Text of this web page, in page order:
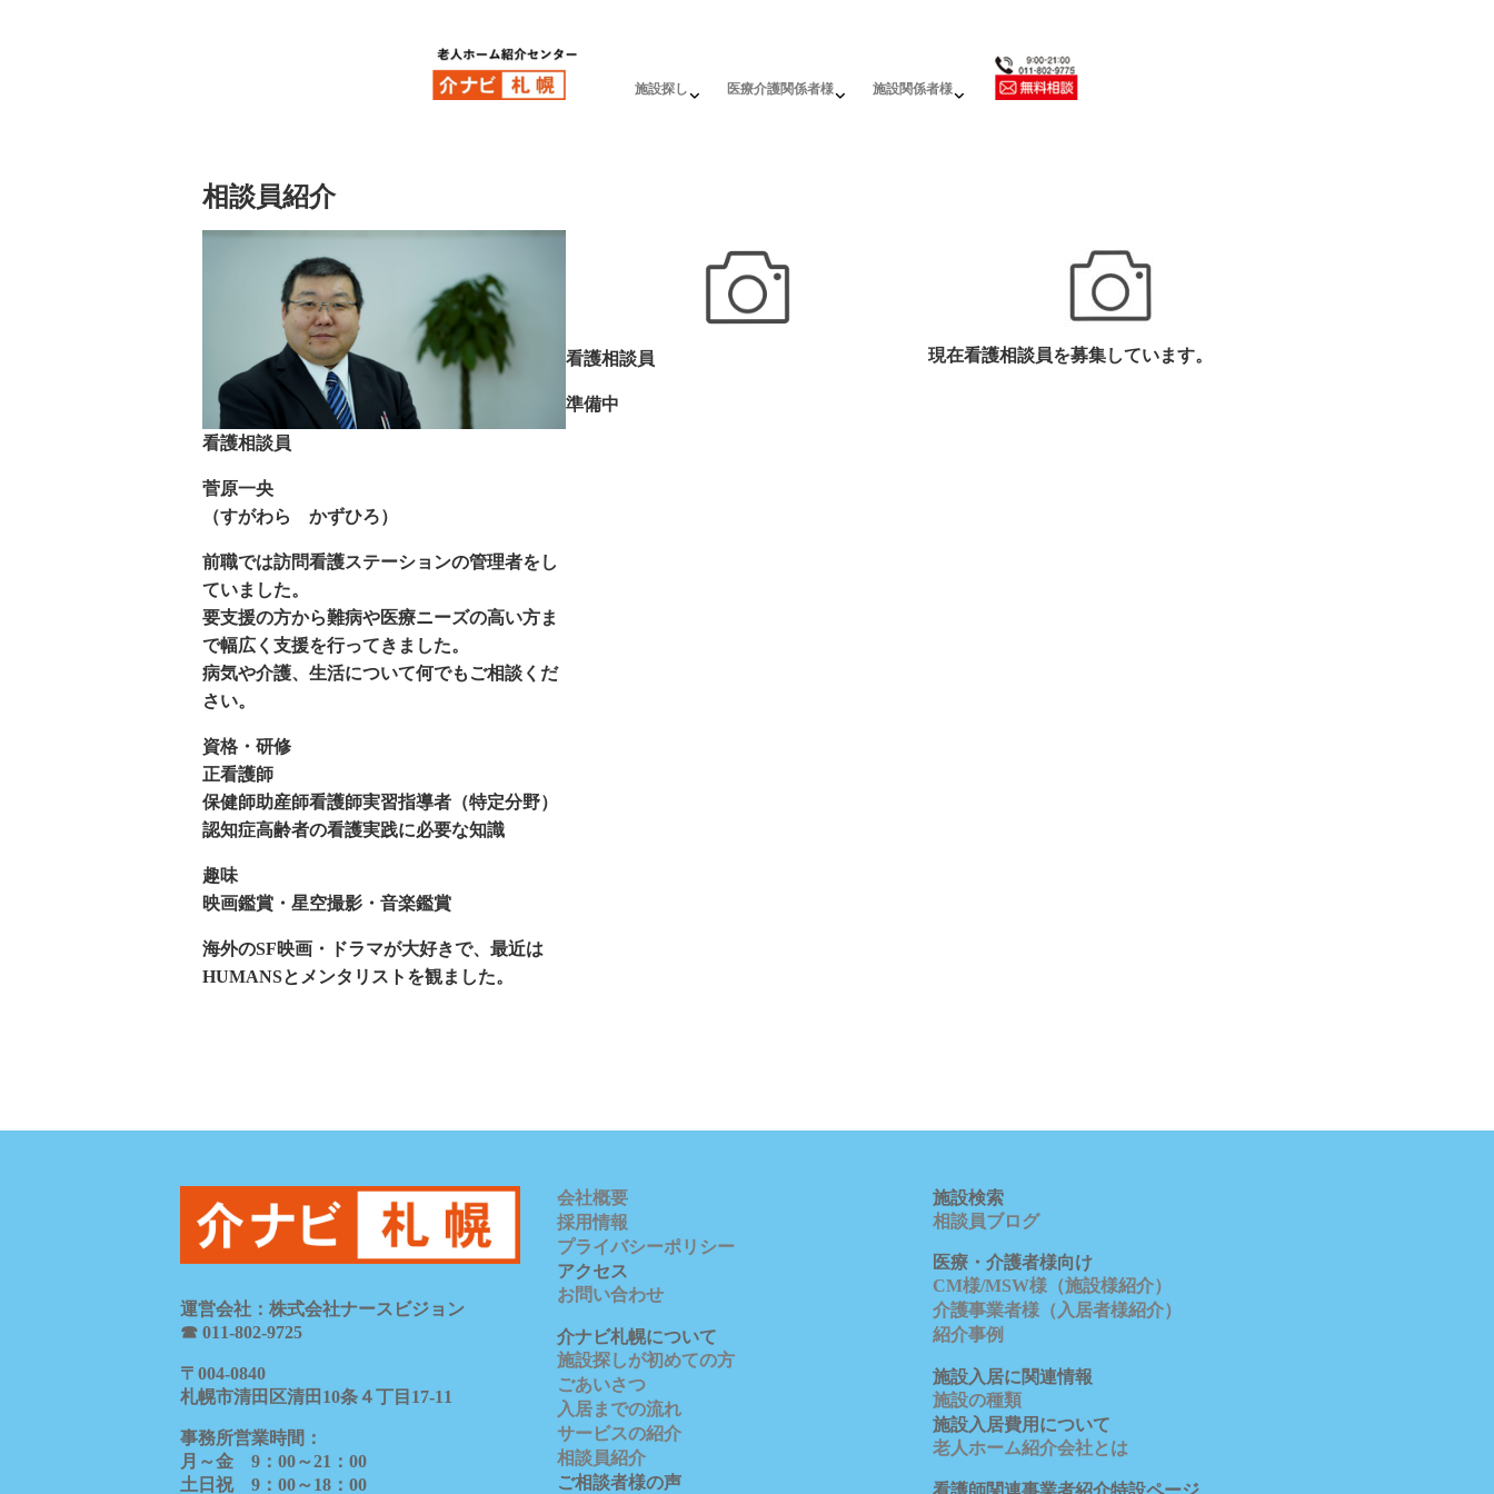
施設探し 医療介護関係者様 施設関係者様
相談員紹介
看護相談員
菅原一央
（すがわら かずひろ）
前職では訪問看護ステーションの管理者をし
ていました。
要支援の方から難病や医療ニーズの高い方ま
で幅広く支援を行ってきました。
病気や介護、生活について何でもご相談くだ
さい。
資格・研修
正看護師
保健師助産師看護師実習指導者（特定分野）
認知症高齢者の看護実践に必要な知識
趣味
映画鑑賞・星空撮影・音楽鑑賞
海外のSF映画・ドラマが大好きで、最近は
HUMANSとメンタリストを観ました。
看護相談員
準備中
現在看護相談員を募集しています。
運営会社：株式会社ナースビジョン
☎ 011-802-9725
〒 004-0840
札幌市清田区清田 10条４丁目 17-11
事務所営業時間：
月～金 9 ： 00～21 ： 00
土日祝 9 ： 00～18 ： 00
会社概要
採用情報
プライバシーポリシー
アクセス
お問い合わせ
介ナビ札幌について
施設探しが初めての方
ごあいさつ
入居までの流れ
サービスの紹介
相談員紹介
ご相談者様の声
施設検索
相談員ブログ
医療・介護者様向け
CM様/MSW様（施設様紹介）
介護事業者様（入居者様紹介）
紹介事例
施設入居に関連情報
施設の種類
施設入居費用について
老人ホーム紹介会社とは